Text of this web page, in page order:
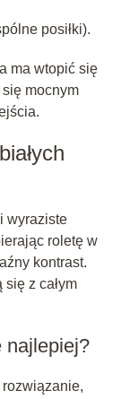
posiłki).
ma wtopić się
mocnym
wyraziste
roletę w
kontrast.
z całym
najlepiej?